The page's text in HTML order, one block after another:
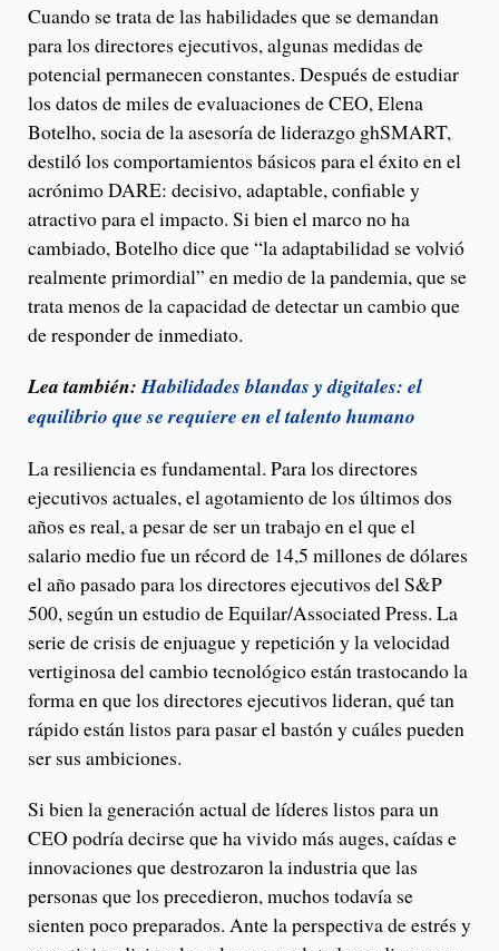
Cuando se trata de las habilidades que se demandan
para los directores ejecutivos, algunas medidas de
potencial permanecen constantes. Después de estudiar
los datos de miles de evaluaciones de CEO, Elena
Botelho, socia de la asesoría de liderazgo ghSMART,
destiló los comportamientos básicos para el éxito en el
acrónimo DARE: decisivo, adaptable, confiable y
atractivo para el impacto. Si bien el marco no ha
cambiado, Botelho dice que “la adaptabilidad se volvió
realmente primordial” en medio de la pandemia, que se
trata menos de la capacidad de detectar un cambio que
de responder de inmediato.
Lea también:Habilidades blandas y digitales: el
equilibrio que se requiere en el talento humano
La resiliencia es fundamental. Para los directores
ejecutivos actuales, el agotamiento de los últimos dos
años es real, a pesar de ser un trabajo en el que el
salario medio fue un récord de 14,5 millones de dólares
el año pasado para los directores ejecutivos del S&P
500, según un estudio de Equilar/Associated Press. La
serie de crisis de enjuague y repetición y la velocidad
vertiginosa del cambio tecnológico están trastocando la
forma en que los directores ejecutivos lideran, qué tan
rápido están listos para pasar el bastón y cuáles pueden
ser sus ambiciones.
Si bien la generación actual de líderes listos para un
CEO podría decirse que ha vivido más auges, caídas e
innovaciones que destrozaron la industria que las
personas que los precedieron, muchos todavía se
sienten poco preparados. Ante la perspectiva de estrés y